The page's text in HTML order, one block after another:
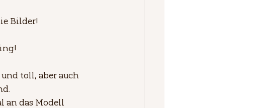
Bilder!
toll, aber auch
an das Modell